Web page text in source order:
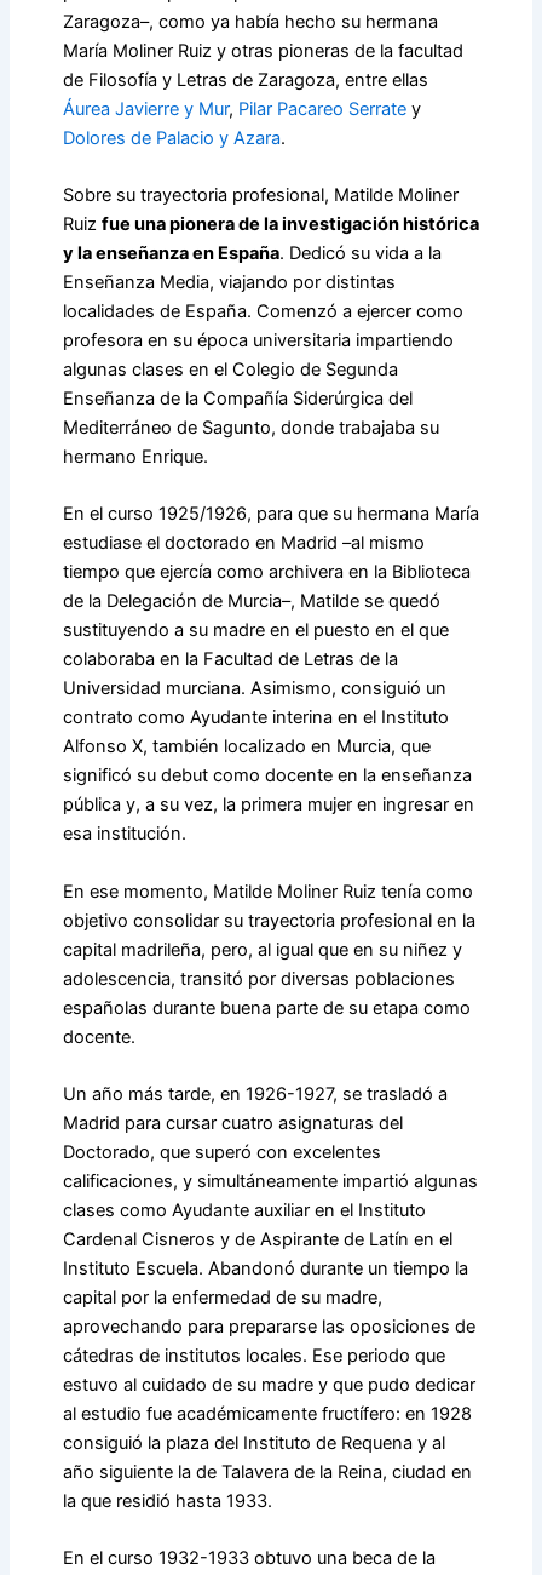
Zaragoza–, como ya había hecho su hermana
María Moliner Ruiz y otras pioneras de la facultad
de Filosofía y Letras de Zaragoza, entre ellas
Áurea Javierre y Mur, Pilar Pacareo Serratey
Dolores de Palacio y Azara.
Sobre su trayectoria profesional, Matilde Moliner
Ruiz fue una pionera de la investigación histórica
y la enseñanza en España. Dedicó su vida a la
Enseñanza Media, viajando por distintas
localidades de España. Comenzó a ejercer como
profesora en su época universitaria impartiendo
algunas clases en el Colegio de Segunda
Enseñanza de la Compañía Siderúrgica del
Mediterráneo de Sagunto, donde trabajaba su
hermano Enrique.
En el curso 1925/1926, para que su hermana María
estudiase el doctorado en Madrid –al mismo
tiempo que ejercía como archivera en la Biblioteca
de la Delegación de Murcia–, Matilde se quedó
sustituyendo a su madre en el puesto en el que
colaboraba en la Facultad de Letras de la
Universidad murciana. Asimismo, consiguió un
contrato como Ayudante interina en el Instituto
Alfonso X, también localizado en Murcia, que
significó su debut como docente en la enseñanza
pública y, a su vez, la primera mujer en ingresar en
esa institución.
En ese momento, Matilde Moliner Ruiz tenía como
objetivo consolidar su trayectoria profesional en la
capital madrileña, pero, al igual que en su niñez y
adolescencia, transitó por diversas poblaciones
españolas durante buena parte de su etapa como
docente.
Un año más tarde, en 1926-1927, se trasladó a
Madrid para cursar cuatro asignaturas del
Doctorado, que superó con excelentes
calificaciones, y simultáneamente impartió algunas
clases como Ayudante auxiliar en el Instituto
Cardenal Cisneros y de Aspirante de Latín en el
Instituto Escuela. Abandonó durante un tiempo la
capital por la enfermedad de su madre,
aprovechando para prepararse las oposiciones de
cátedras de institutos locales. Ese periodo que
estuvo al cuidado de su madre y que pudo dedicar
al estudio fue académicamente fructífero: en 1928
consiguió la plaza del Instituto de Requena y al
año siguiente la de Talavera de la Reina, ciudad en
la que residió hasta 1933.
En el curso 1932-1933 obtuvo una beca de la